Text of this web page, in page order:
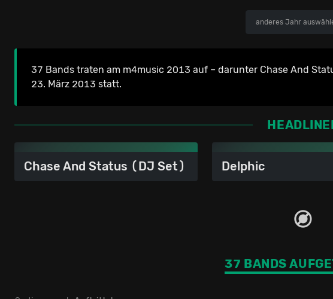
anderes Jahr
37 Bands traten am m4music 2013 auf – darunter Chase And
23. März 2013 statt.
Chase And Status (DJ Set) Delphic
37 BANDS